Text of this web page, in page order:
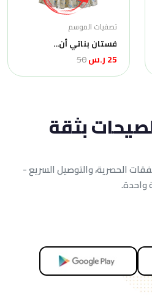
تصفيات الموسم
فستان بناتي أن...
25 ر.س 50
بثقة
الحصرية، والتوصيل السريع -